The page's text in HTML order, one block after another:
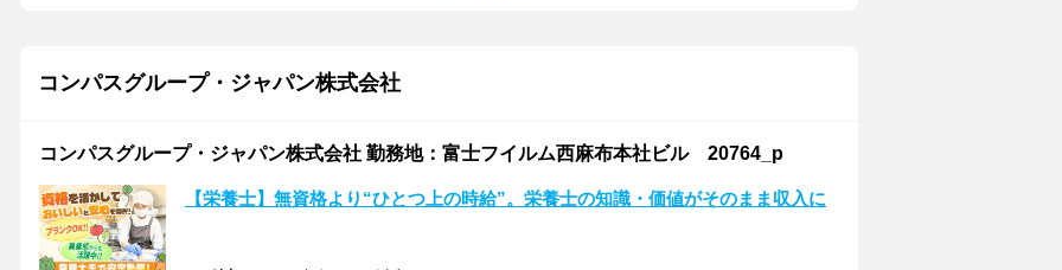
コンパスグループ・ジャパン株式会社
コンパスグループ・ジャパン株式会社 勤務地：富士フイルム西麻布本社ビル 20764_p
【栄養士】無資格より“ひとつ上の時給”。栄養士の知識・価値がそのまま収入に